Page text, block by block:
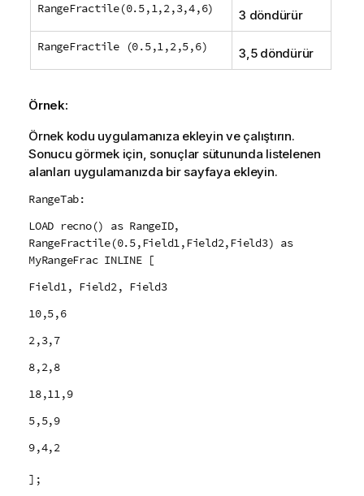
RangeFractile(0.5,1,2,3,4,6) 3 döndürür
RangeFractile (0.5,1,2,5,6) 3,5 döndürür
Örnek:
Örnek kodu uygulamanıza ekleyin ve çalıştırın.
Sonucu görmek için, sonuçlar sütununda listelenen
alanları uygulamanızda bir sayfaya ekleyin.
RangeTab:
LOAD recno() as RangeID,
RangeFractile(0.5,Field1,Field2,Field3) as
MyRangeFrac INLINE [
Field1, Field2, Field3
10,5,6
2,3,7
8,2,8
18,11,9
5,5,9
9,4,2
];